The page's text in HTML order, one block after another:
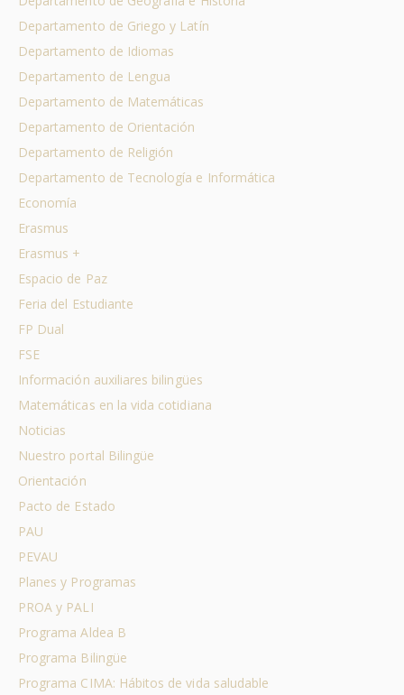
Departamento de Griego y Latín
Departamento de Idiomas
Departamento de Lengua
Departamento de Matemáticas
Departamento de Orientación
Departamento de Religión
Departamento de Tecnología e Informática
Economía
Erasmus
Erasmus +
Espacio de Paz
Feria del Estudiante
FP Dual
FSE
Información auxiliares bilingües
Matemáticas en la vida cotidiana
Noticias
Nuestro portal Bilingüe
Orientación
Pacto de Estado
PAU
PEVAU
Planes y Programas
PROA y PALI
Programa Aldea B
Programa Bilingüe
Programa CIMA: Hábitos de vida saludable